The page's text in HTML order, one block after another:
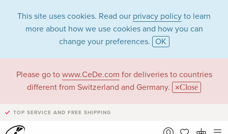
This site uses cookies. Read our privacy policy to learn
more about how we use cookies and how you can
change your preferences. OK
Please go to www.CeDe.com for deliveries to countries
different from Switzerland and Germany.
Close
TOP SERVICE AND FREE SHIPPING